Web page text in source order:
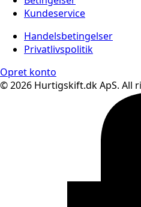
Kundeservice
Handelsbetingelser
Privatlivspolitik
Opret konto
© 2026 Hurtigskift.dk ApS. All